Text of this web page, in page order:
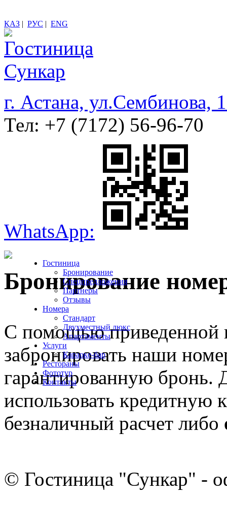
ҚАЗ | РУС | ENG
г. Астана, ул.Сембинова,
Тел: +7 (7172) 56-96-70
WhatsApp:
Гостиница
Бронирование
Спецпредложения
Партнеры
Отзывы
Номера
Стандарт
Двухместный люкс
Апартаменты
Услуги
Караоке-бар
Рестораны
Фототур
Контакты
Бронирование
С помощью
забронировать наши
гарантированную бронь.
использовать кредитную
безналичный расчет либо
© Гостиница "Сункар" -